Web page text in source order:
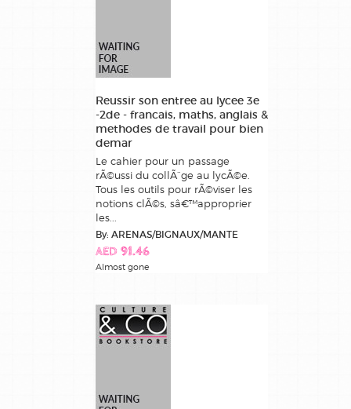
Reussir son entree au lycee 3e
-2de - francais, maths, anglais &
methodes de travail pour bien
demar
Le cahier pour un passage
rÃ©ussi du collÃ¨ge au lycÃ©e.
Tous les outils pour rÃ©viser les
notions clÃ©s, sâ€™approprier
les...
By: ARENAS/BIGNAUX/MANTE
AED 91.46
Almost gone